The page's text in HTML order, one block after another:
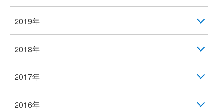
2019年
2018年
2017年
2016年